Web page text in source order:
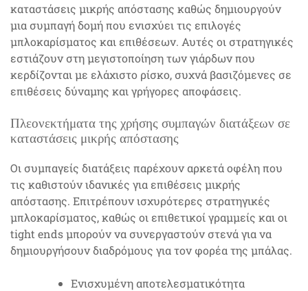
καταστάσεις μικρής απόστασης καθώς δημιουργούν
μια συμπαγή δομή που ενισχύει τις επιλογές
μπλοκαρίσματος και επιθέσεων. Αυτές οι στρατηγικές
εστιάζουν στη μεγιστοποίηση των γιάρδων που
κερδίζονται με ελάχιστο ρίσκο, συχνά βασιζόμενες σε
επιθέσεις δύναμης και γρήγορες αποφάσεις.
Πλεονεκτήματα της χρήσης συμπαγών διατάξεων σε
καταστάσεις μικρής απόστασης
Οι συμπαγείς διατάξεις παρέχουν αρκετά οφέλη που
τις καθιστούν ιδανικές για επιθέσεις μικρής
απόστασης. Επιτρέπουν ισχυρότερες στρατηγικές
μπλοκαρίσματος, καθώς οι επιθετικοί γραμμείς και οι
tight ends μπορούν να συνεργαστούν στενά για να
δημιουργήσουν διαδρόμους για τον φορέα της μπάλας.
Ενισχυμένη αποτελεσματικότητα